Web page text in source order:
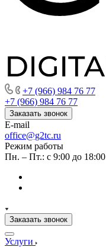
+7 (966) 984 76 77
+7 (966) 984 76 77
Заказать звонок
E-mail
office@g2tc.ru
Режим работы
Пн. – Пт.: с 9:00 до 18:00
Заказать звонок
Услуги